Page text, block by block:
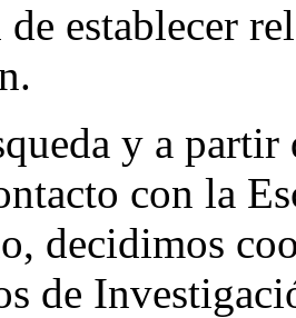
establecer
y a
con la
decidimos
de